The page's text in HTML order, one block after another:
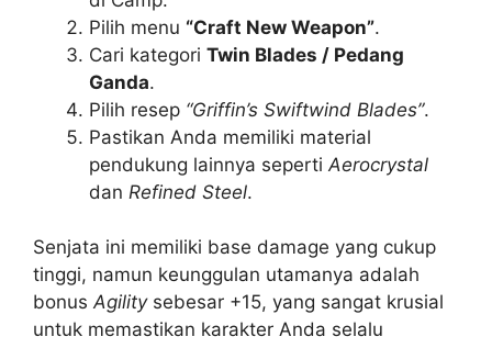
Pilih menu “Craft New Weapon”.
Cari kategori Twin Blades / Pedang
Ganda.
Pilih resep “Griffin’s Swiftwind Blades”.
Pastikan Anda memiliki material
pendukung lainnya seperti Aerocrystal
dan Refined Steel.
Senjata ini memiliki base damage yang cukup
tinggi, namun keunggulan utamanya adalah
bonusAgilitysebesar +15, yang sangat krusial
untuk memastikan karakter Anda selalu